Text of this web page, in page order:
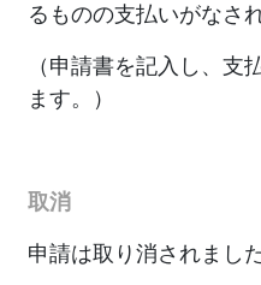
るものの支払いがなさ
（申請書を記入し、支
ます。）
取消
申請は取り消されました